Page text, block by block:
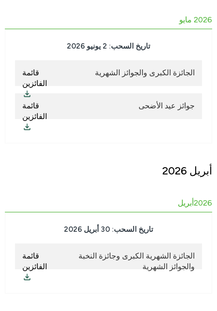
2026 مايو
تاريخ السحب: 2 يونيو 2026
الجائزة الكبرى والجوائز الشهرية
قائمة
الفائزين
جوائز عيد الأضحى
قائمة
الفائزين
أبريل 2026
2026أبريل
تاريخ السحب: 30 أبريل 2026
الجائزة الشهرية الكبرى وجائزة النخبة
والجوائز الشهرية
قائمة
الفائزين